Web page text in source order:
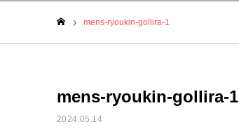
mens-ryoukin-gollira-1
mens-ryoukin-gollira-1
2024.05.14